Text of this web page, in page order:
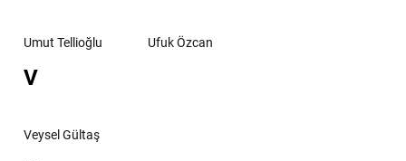
Umut Tellioğlu Ufuk Özcan
V
Veysel Gültaş